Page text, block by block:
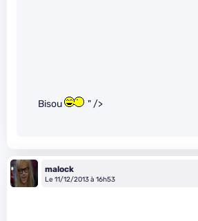
Bisou " />
malock
Le 11/12/2013 à 16h53